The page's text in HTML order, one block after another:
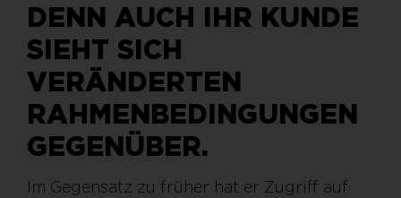
DENN AUCH IHR KUNDE
SIEHT SICH
VERÄNDERTEN
RAHMENBEDINGUNGEN
GEGENÜBER.
Im Gegensatz zu früher hat er Zugriff auf